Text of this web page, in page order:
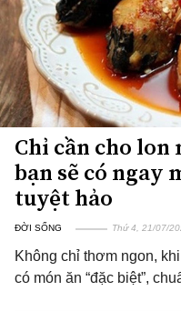
Chỉ cần cho lon
bạn sẽ có ngay
tuyệt hảo
ĐỜI SỐNG Thứ 4, 21/07/
Không chỉ thơm ngon,
có món ăn “đặc biệt”,